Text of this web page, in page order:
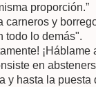
proporción.”
carneros y
todo lo demás".
en
y hasta la